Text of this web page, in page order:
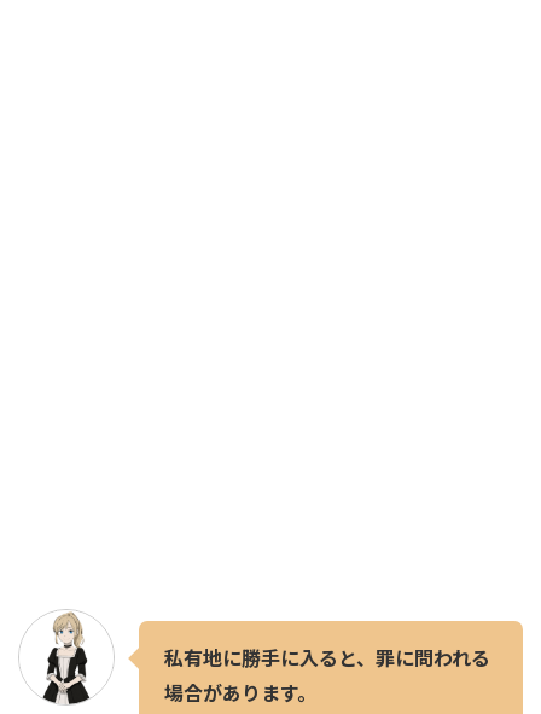
私有地に勝手に入ると、罪に問われる
場合があります。